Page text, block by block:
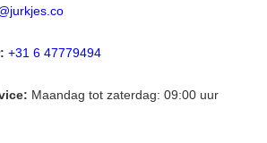
+31 6 47779494
Maandag tot zaterdag: 09:00 uur